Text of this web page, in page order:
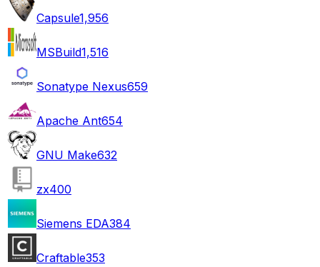
Capsule1,956
MSBuild1,516
Sonatype Nexus659
Apache Ant654
GNU Make632
zx400
Siemens EDA384
Craftable353